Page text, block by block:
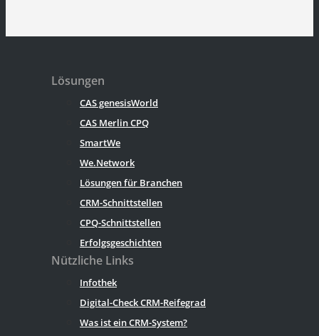
Lösungen
CAS genesisWorld
CAS Merlin CPQ
SmartWe
We.Network
Lösungen für Branchen
CRM-Schnittstellen
CPQ-Schnittstellen
Erfolgsgeschichten
Nützliche Links
Infothek
Digital-Check CRM-Reifegrad
Was ist ein CRM-System?